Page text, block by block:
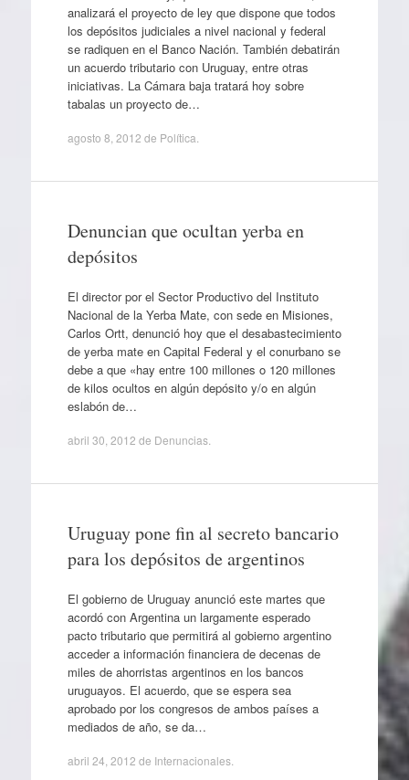
analizará el proyecto de ley que dispone que todos
los depósitos judiciales a nivel nacional y federal
se radiquen en el Banco Nación. También debatirán
un acuerdo tributario con Uruguay, entre otras
iniciativas. La Cámara baja tratará hoy sobre
tabalas un proyecto de…
agosto 8, 2012 de Política
Denuncian que ocultan yerba en
depósitos
El director por el Sector Productivo del Instituto
Nacional de la Yerba Mate, con sede en Misiones,
Carlos Ortt, denunció hoy que el desabastecimiento
de yerba mate en Capital Federal y el conurbano se
debe a que «hay entre 100 millones o 120 millones
de kilos ocultos en algún depósito y/o en algún
eslabón de…
abril 30, 2012 de Denuncias.
Uruguay pone fin al secreto bancario
para los depósitos de argentinos
El gobierno de Uruguay anunció este martes que
acordó con Argentina un largamente esperado
pacto tributario que permitirá al gobierno argentino
acceder a información financiera de decenas de
miles de ahorristas argentinos en los bancos
uruguayos. El acuerdo, que se espera sea
aprobado por los congresos de ambos países a
mediados de año, se da…
abril 24, 2012 de Internacionales.